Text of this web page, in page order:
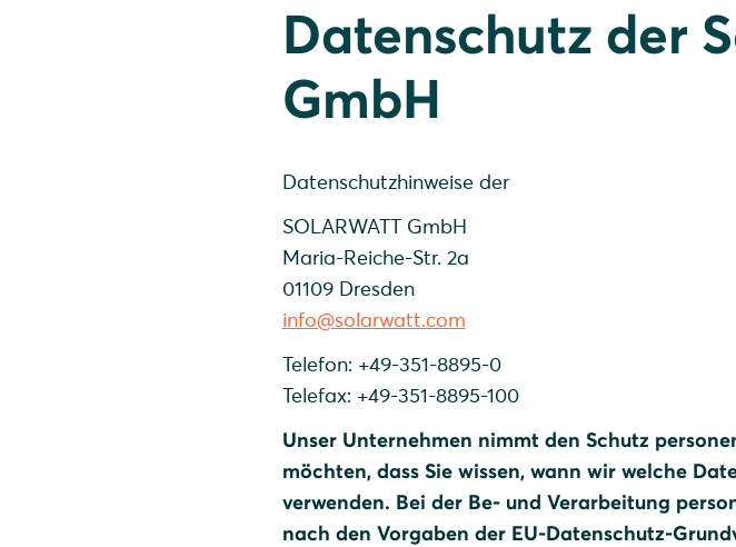
Datenschutz der
GmbH
Datenschutzhinweise der
SOLARWATT GmbH
Maria-Reiche-Str. 2a
01109 Dresden
info@solarwatt.com
Telefon: +49-351-8895-0
Telefax: +49-351-8895-100
Unser Unternehmen nimmt den Schutz
möchten, dass Sie wissen, wann wir welche
verwenden. Bei der Be- und Verarbeitung
nach den Vorgaben der EU-Datenschutz-